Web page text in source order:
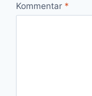
Kommentar *